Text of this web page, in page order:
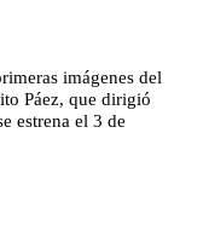
imágenes del
Páez, que dirigió
estrena el 3 de